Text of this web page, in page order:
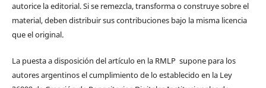
autorice la editorial. Si se remezcla, transforma o construye sobre el
material, deben distribuir sus contribuciones bajo la misma licencia
que el original.
La puesta a disposición del artículo en la RMLP supone para los
autores argentinos el cumplimiento de lo establecido en la Ley